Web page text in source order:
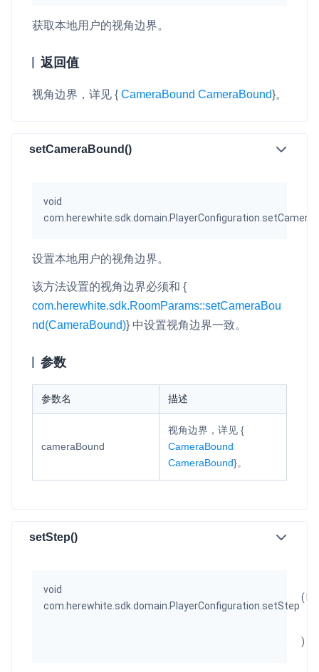
获取本地用户的视角边界。
返回值
视角边界，详见 { CameraBound CameraBound}。
setCameraBound()
void
设置本地用户的视角边界。
该方法设置的视角边界必须和 {
com.herewhite.sdk.RoomParams::setCameraBou
nd(CameraBound)} 中设置视角边界一致。
参数
参数名 描述
cameraBound
视角边界，详见 {
CameraBound
CameraBound}。
setStep()
void
com.herewhite.sdk.domain.PlayerConfiguration.setStep
(
)